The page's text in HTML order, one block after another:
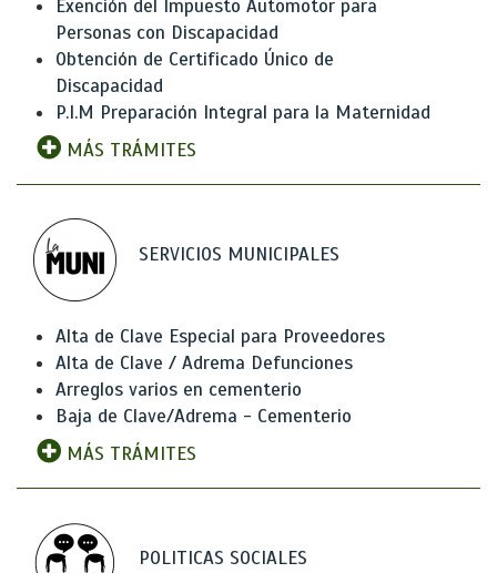
Exención del Impuesto Automotor para
Personas con Discapacidad
Obtención de Certificado Único de
Discapacidad
P.I.M Preparación Integral para la Maternidad
MÁS TRÁMITES
SERVICIOS MUNICIPALES
Alta de Clave Especial para Proveedores
Alta de Clave / Adrema Defunciones
Arreglos varios en cementerio
Baja de Clave/Adrema - Cementerio
MÁS TRÁMITES
POLITICAS SOCIALES